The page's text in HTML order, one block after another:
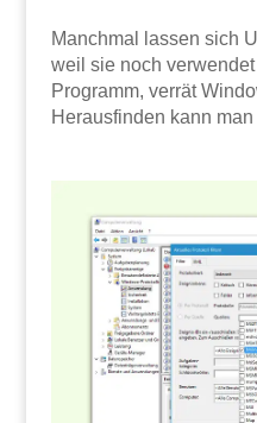
Manchmal lassen sich
weil sie noch
Programm, verrät
Herausfinden kann